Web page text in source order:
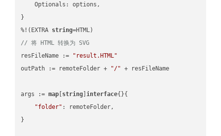
    Optionals: options,
}
%!(EXTRA string
// 将 HTML 转换为 SVG
resFileName :=
"result.HTML"
outPath := remoteFolder +
"/" + resFileName
args := map string ]interface{}{
"folder" : remoteFolder,
}